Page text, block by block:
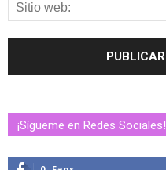
¡Sígueme en Redes Sociales!